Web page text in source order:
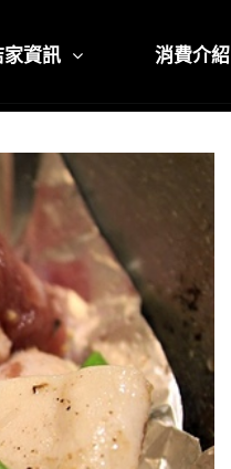
家資訊 消費介紹